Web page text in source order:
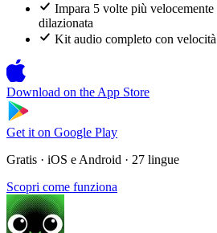
Impara 5 volte più
dilazionata
Kit audio completo con
Download on the App Store
Get it on Google Play
Gratis · iOS e Android · 27 lingue
Scopri come funziona